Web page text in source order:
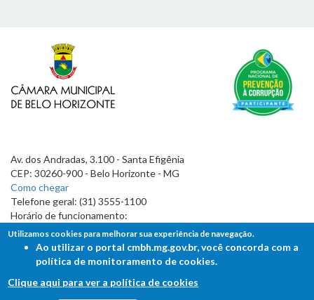
Av. dos Andradas, 3.100 - Santa Efigênia
CEP: 30260-900 - Belo Horizonte - MG
Como chegar
Telefone geral: (31) 3555-1100
Horário de funcionamento:
7h às 19h
Utilizamos cookies para melhorar sua experiência de navegação.
Ao utilizar o portal cmbh.mg.gov.br, você concorda com a
política de monitoramento de cookies.
Clique aqui para ver a política de cookies